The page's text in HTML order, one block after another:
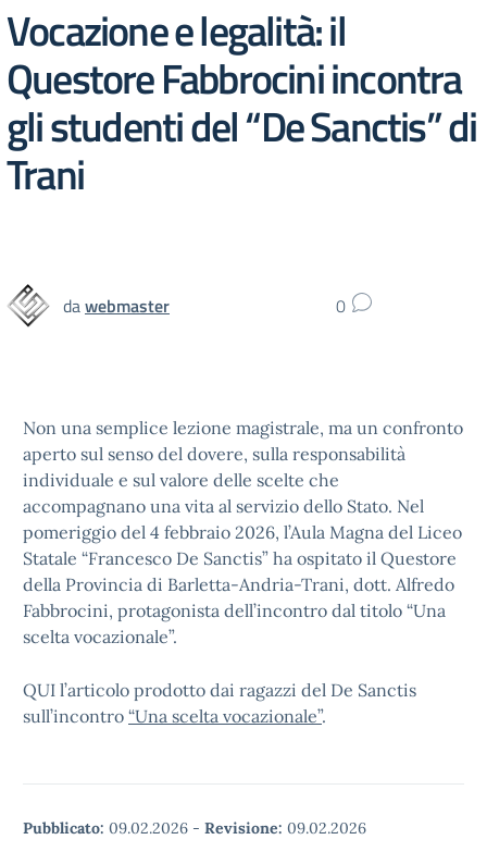
Vocazione e legalità: il
Questore Fabbrocini incontra
gli studenti del “De Sanctis” di
Trani
dawebmaster 0
Non una semplice lezione magistrale, ma un confronto
aperto sul senso del dovere, sulla responsabilità
individuale e sul valore delle scelte che
accompagnano una vita al servizio dello Stato. Nel
pomeriggio del 4 febbraio 2026, l’Aula Magna del Liceo
Statale “Francesco De Sanctis” ha ospitato il Questore
della Provincia di Barletta-Andria-Trani, dott. Alfredo
Fabbrocini, protagonista dell’incontro dal titolo “Una
scelta vocazionale”.
QUI l’articolo prodotto dai ragazzi del De Sanctis
sull’incontro “Una scelta vocazionale”.
Pubblicato: 09.02.2026 - Revisione: 09.02.2026